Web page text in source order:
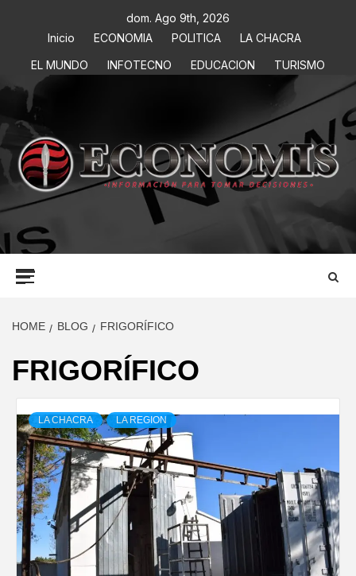
dom. Ago 9th, 2026
Inicio
ECONOMIA POLITICA
LA CHACRA
EL MUNDO
INFOTECNO EDUCACION TURISMO
ECONOMIS
INFORMACIÓN PARA TOMAR DECISIONES
HOME BLOG FRIGORÍFICO
FRIGORÍFICO
LA CHACRA LA REGION